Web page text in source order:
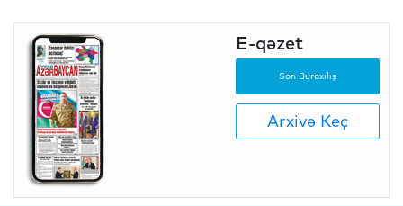
E-qəzet
Son Buraxılış
Arxivə Keç